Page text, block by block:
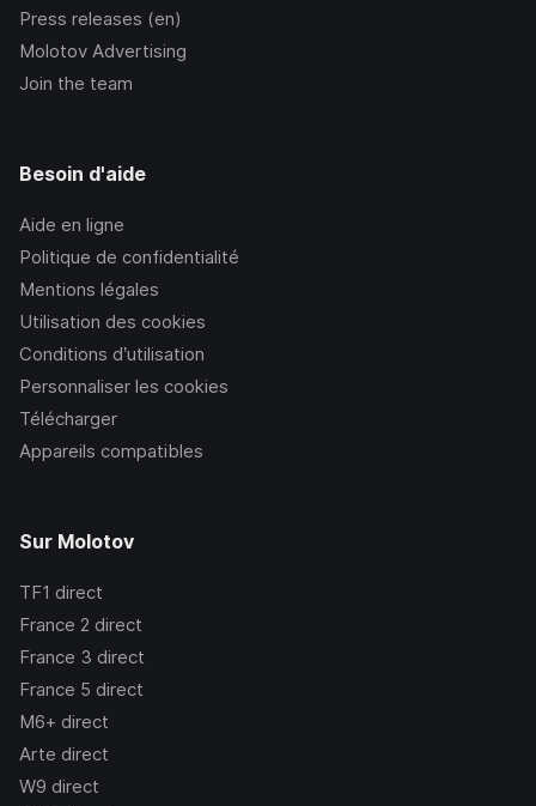
Press releases (en)
Molotov Advertising
Join the team
Besoin d'aide
Aide en ligne
Politique de confidentialité
Mentions légales
Utilisation des cookies
Conditions d’utilisation
Personnaliser les cookies
Télécharger
Appareils compatibles
Sur Molotov
TF1 direct
France 2 direct
France 3 direct
France 5 direct
M6+ direct
Arte direct
W9 direct